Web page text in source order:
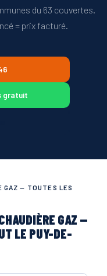
du 63 couvertes.
= prix facturé.
gratuit
GAZ — TOUTES LES
GAZ —
LE PUY-DE-